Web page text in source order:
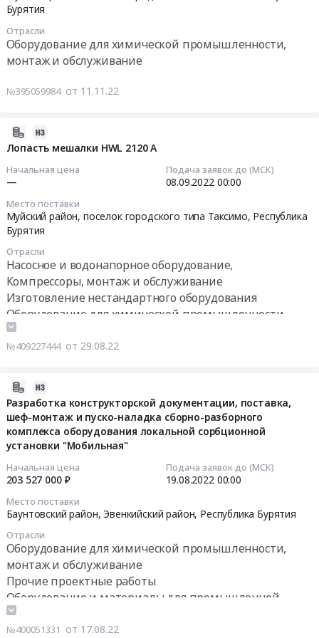
20
20
2
14
2
2
Бурятия
Отрасли
Оборудование для химической промышленности,
монтаж и обслуживание
№395059984 от 11.11.22
Лопасть мешалки HWL 2120 A
Начальная цена
—
Подача заявок до (МСК)
08.09.2022 00:00
Место поставки
Муйский район, поселок городского типа Таксимо, Республика
Бурятия
Отрасли
Насосное и водонапорное оборудование,
Компрессоры, монтаж и обслуживание
Изготовление нестандартного оборудования
Оборудование для химической промышленности,
монтаж и обслуживание
№409227444 от 29.08.22
Разработка конструкторской документации, поставка,
шеф-монтаж и пуско-наладка сборно-разборного
комплекса оборудования локальной сорбционной
установки "Мобильная"
Начальная цена
203 527 000 ₽
Подача заявок до (МСК)
19.08.2022 00:00
Место поставки
Баунтовский район, Эвенкийский район, Республика Бурятия
Отрасли
Оборудование для химической промышленности,
монтаж и обслуживание
Прочие проектные работы
Оборудование и материалы для промышленной
безопасности
№400051331 от 17.08.22